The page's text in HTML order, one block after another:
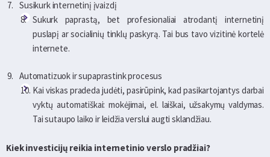
Susikurk internetinį įvaizdį
Sukurk paprastą, bet profesionaliai atrodantį internetinį
puslapį ar socialinių tinklų paskyrą. Tai bus tavo vizitinė kortelė
internete.
Automatizuok ir supaprastink procesus
Kai viskas pradeda judėti, pasirūpink, kad pasikartojantys darbai
vyktų automatiškai: mokėjimai, el. laiškai, užsakymų valdymas.
Tai sutaupo laiko ir leidžia verslui augti sklandžiau.
Kiek investicijų reikia internetinio verslo pradžiai?